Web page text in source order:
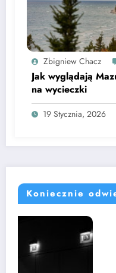
Zbigniew Chacz
Jak wyglądają
na wycieczki
19 Stycznia, 2026
Koniecznie
ATRAKCJE TURYSTYCZNE